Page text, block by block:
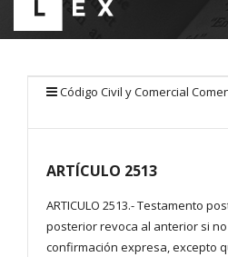
Código Civil y Comercial
ARTÍCULO 2513
ARTICULO 2513.- Testamento
posterior revoca al anterior si
confirmación expresa, excepto